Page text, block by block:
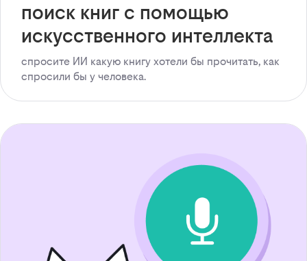
поиск книг с помощью
искусственного интеллекта
спросите ИИ какую книгу хотели бы прочитать, как
спросили бы у человека.